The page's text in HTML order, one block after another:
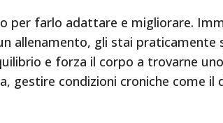
per farlo adattare e migliorare.
allenamento, gli stai praticamente
e forza il corpo a trovarne
gestire condizioni croniche come